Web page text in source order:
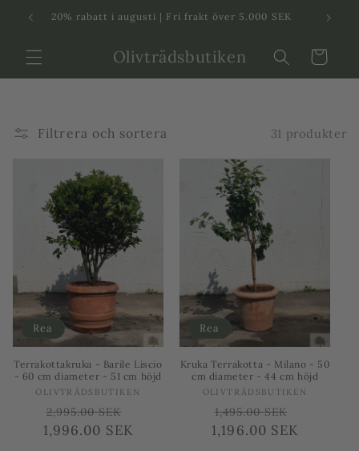
Svenska Dansk
20% rabatt i augusti | Fri frakt över 5.000 SEK
Olivträdsbutiken Varukorg
Filtrera och sortera 31 produkter
Rea
Terrakottakruka - Barile Liscio
- 60 cm diameter - 51 cm höjd
Säljare:
OLIVTRÄDSBUTIKEN
Ordinarie
pris
2,995.00 SEK
Försäljningspris
1,996.00 SEK
Rea
Kruka Terrakotta - Milano - 50
cm diameter - 44 cm höjd
Säljare:
OLIVTRÄDSBUTIKEN
Ordinarie
pris
1,495.00 SEK
1,196.00 SEK